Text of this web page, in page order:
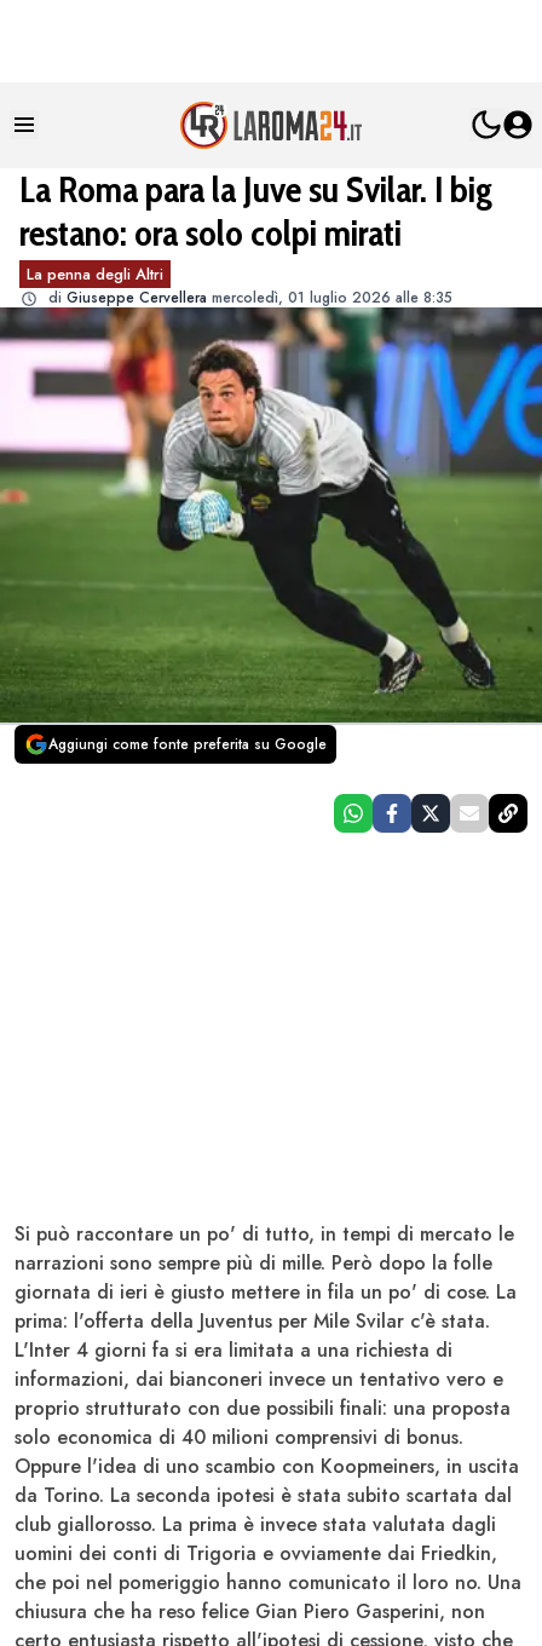
La Roma para la Juve su Svilar. I big
restano: ora solo colpi mirati
La penna degli Altri
di Giuseppe Cervellera mercoledì, 01 luglio 2026 alle 8:35
Aggiungi come fonte preferita su Google
Si può raccontare un po' di tutto, in tempi di mercato le
narrazioni sono sempre più di mille. Però dopo la folle
giornata di ieri è giusto mettere in fila un po' di cose. La
prima: l'offerta della Juventus per Mile Svilar c'è stata.
L'Inter 4 giorni fa si era limitata a una richiesta di
informazioni, dai bianconeri invece un tentativo vero e
proprio strutturato con due possibili finali: una proposta
solo economica di 40 milioni comprensivi di bonus.
Oppure l'idea di uno scambio con Koopmeiners, in uscita
da Torino. La seconda ipotesi è stata subito scartata dal
club giallorosso. La prima è invece stata valutata dagli
uomini dei conti di Trigoria e ovviamente dai Friedkin,
che poi nel pomeriggio hanno comunicato il loro no. Una
chiusura che ha reso felice Gian Piero Gasperini, non